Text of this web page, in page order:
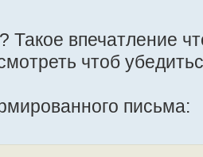
Такое впечатление
чтоб
письма: